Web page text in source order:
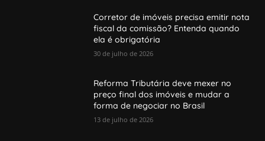
Corretor de imóveis precisa emitir nota
fiscal da comissão? Entenda quando
ela é obrigatória
30 de julho de 2026
Reforma Tributária deve mexer no
preço final dos imóveis e mudar a
forma de negociar no Brasil
13 de julho de 2026